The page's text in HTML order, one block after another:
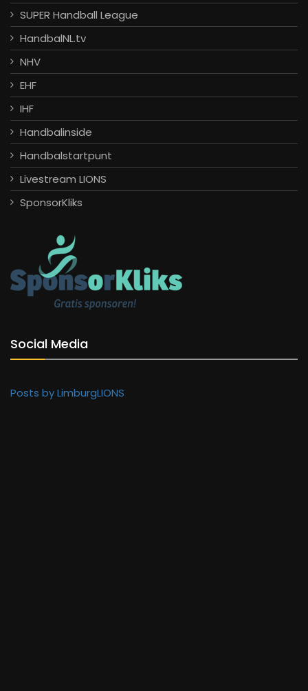
SUPER Handball League
HandbalNL.tv
NHV
EHF
IHF
Handbalinside
Handbalstartpunt
Livestream LIONS
SponsorKliks
Social Media
Posts by LimburgLIONS